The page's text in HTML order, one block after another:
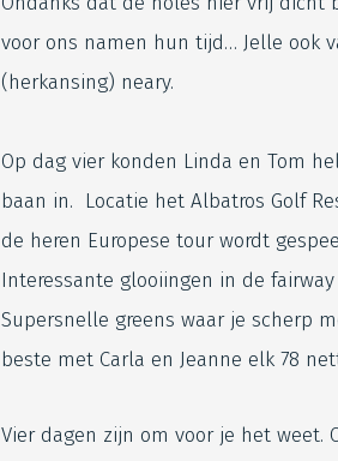
voor ons namen hun tijd… Jelle ook
(herkansing) neary.
Op dag vier konden Linda en Tom
baan in. Locatie het Albatros Golf
de heren Europese tour wordt
Interessante glooiingen in de
Supersnelle greens waar je scherp
beste met Carla en Jeanne elk 78
Vier dagen zijn om voor je het weet.